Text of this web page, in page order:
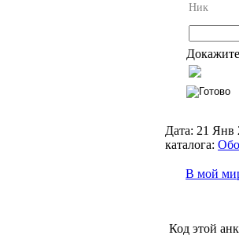
Ник
Дата: 21 Янв
каталога:
В мой
Код этой